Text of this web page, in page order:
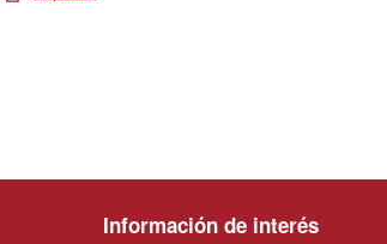
Información de interés